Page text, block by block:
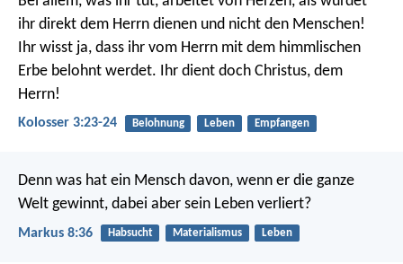
ihr direkt dem Herrn dienen und nicht den Menschen!
Ihr wisst ja, dass ihr vom Herrn mit dem himmlischen
Erbe belohnt werdet. Ihr dient doch Christus, dem
Herrn!
Kolosser 3:23-24 Belohnung Leben Empfangen
Denn was hat ein Mensch davon, wenn er die ganze
Welt gewinnt, dabei aber sein Leben verliert?
Markus 8:36 Habsucht Materialismus Leben